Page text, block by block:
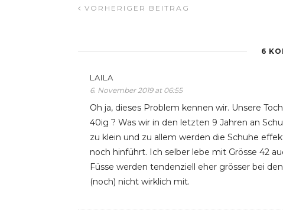
VORHERIGER BEITRAG
6
LAILA
6. November 2019 at 06:55
Oh ja, dieses Problem kennen wir. Unsere
40ig ? Was wir in den letzten 9 Jahren an
zu klein und zu allem werden die Schuhe
noch hinführt. Ich selber lebe mit Grösse 42
Füsse werden tendenziell eher grösser bei
(noch) nicht wirklich mit.